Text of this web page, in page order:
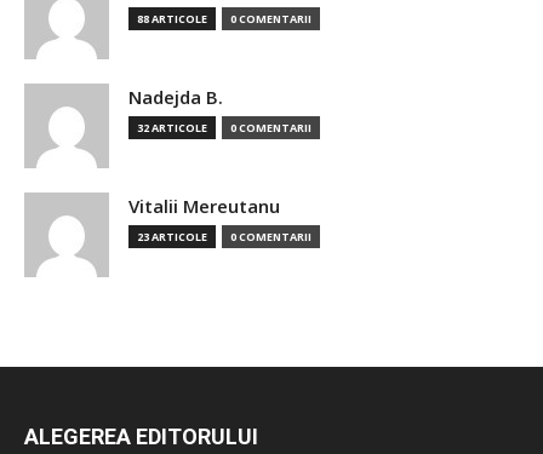
88 ARTICOLE 0 COMENTARII
Nadejda B.
32 ARTICOLE 0 COMENTARII
Vitalii Mereutanu
23 ARTICOLE 0 COMENTARII
ALEGEREA EDITORULUI